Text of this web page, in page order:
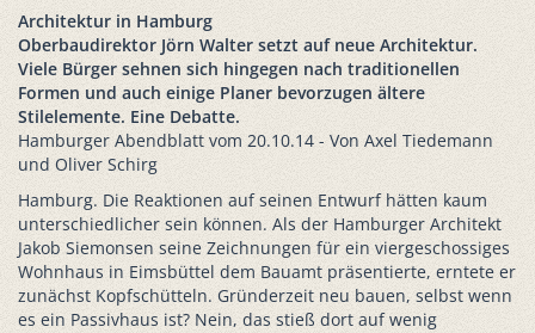
Architektur in Hamburg
Oberbaudirektor Jörn Walter setzt auf neue Architektur.
Viele Bürger sehnen sich hingegen nach traditionellen
Formen und auch einige Planer bevorzugen ältere
Stilelemente. Eine Debatte.
Hamburger Abendblatt vom 20.10.14 - Von Axel Tiedemann
und Oliver Schirg
Hamburg. Die Reaktionen auf seinen Entwurf hätten kaum
unterschiedlicher sein können. Als der Hamburger Architekt
Jakob Siemonsen seine Zeichnungen für ein viergeschossiges
Wohnhaus in Eimsbüttel dem Bauamt präsentierte, erntete er
zunächst Kopfschütteln. Gründerzeit neu bauen, selbst wenn
es ein Passivhaus ist? Nein, das stieß dort auf wenig